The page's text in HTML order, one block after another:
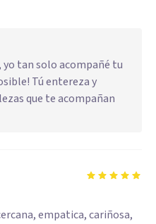
yo tan solo acompañé tu
Tú entereza y
que te acompañan
empatica, cariñosa,